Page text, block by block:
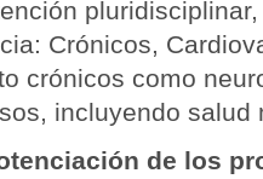
Crónicos,
crónicos como
incluyendo salud
de los